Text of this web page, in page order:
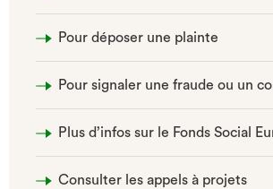
Pour déposer une plainte
Pour signaler une fraude ou un
Plus d’infos sur le Fonds Social
Consulter les appels à projets